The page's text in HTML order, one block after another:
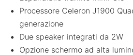
Processore Celeron J1900
generazione
Due speaker integrati da 2W
Opzione schermo ad alta